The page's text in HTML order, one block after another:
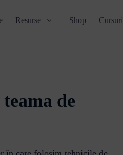
Resurse Shop Cursuri
de